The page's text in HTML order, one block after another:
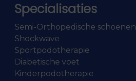
Specialisaties
Semi-Orthopedische schoenen
Shockwave
Sportpodotherapie
Diabetische voet
Kinderpodotherapie